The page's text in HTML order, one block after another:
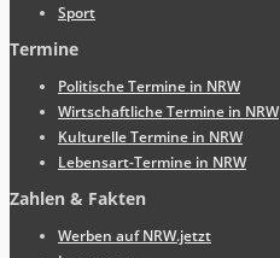
Sport
Termine
Politische Termine in NRW
Wirtschaftliche Termine in NRW
Kulturelle Termine in NRW
Lebensart-Termine in NRW
Zahlen & Fakten
Werben auf NRW.jetzt